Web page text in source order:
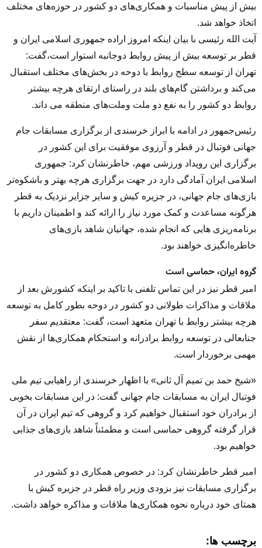
بیش از پیش مناسبات و همکاری‌های دو کشور در حوزه‌های مختلف
اتخاذ خواهد شد.
آیت الله رئیسی با بیان اینکه امروز اراده جمهوری اسلامی ایران و
قطر بر توسعه بیش از پیش روابط دوجانبه استوار است،گفت:
تهران از توسعه سطح روابط با دوحه در بخش‌های مختلف استقبال
می‌کند و برداشتن گام‌های بلند در راستای ارتقای هرچه بیشتر
روابط دو کشور را به نفع دو ملت وملت‌های منطقه می داند.
رئیس‌جمهور در ادامه با ابراز خرسندی از برگزاری مسابقات جام
جهانی فوتبال در قطر و آرزوی موفقیت برای این کشور در
برگزاری این رویداد ورزشی مهم، خاطرنشان کرد: جمهوری
اسلامی ایران آمادگی دارد در جهت برگزاری هرچه بهتر و باشکوه‌تر
بازی‌های جام جهانی، در جزیره کیش و سایر جزایر نزدیک به قطر
هرگونه مساعدت و کمک مورد نیاز را ارائه کند و اطمینان داریم با
برنامه‌ریزی‌ هایی که انجام شده، جهانیان شاهد بازی‌های
خاطره‌انگیزی خواهند بود.
گروه ایران، حماسی است
امیر قطر نیز در این تماس تلفنی با تاکید بر اینکه کشورش بعد از
ملاقات و مذاکرات طولانی دو کشور در دوحه بطور کامل به توسعه
هرچه بیشتر روابط با تهران متعهد است، گفت: معتقدیم سفر
جنابعالی در توسعه روابط برادرانه و استحکام همکاری‌ها از نقش
مهمی برخوردار است.
«شیخ حمد بن تمیم آل ثانی» با اظهار خرسندی از راهیابی تیم ملی
فوتبال ایران به مسابقات جام جهانی گفت: در این مسابقات بخوبی
از برادران خود استقبال خواهیم کرد و گروهی که تیم ایران در آن
قرار گرفته گروهی حماسی است و مطمئناً شاهد بازی‌های جذابی
خواهیم بود.
امیر قطر خاطرنشان کرد: در خصوص همکاری دو کشور در
برگزاری مسابقات نیز بزودی وزیر راه قطر در جزیره کیش با
همتای خود درباره نحوه همکاری‌ها ملاقات و مذاکره خواهد داشت.
برچسب ها: